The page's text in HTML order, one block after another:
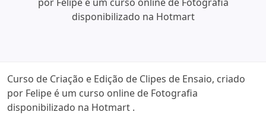
disponibilizado na Hotmart
Curso de Criação e Edição de Clipes de Ensaio, criado
por Felipe é um curso online de Fotografia
disponibilizado na Hotmart .